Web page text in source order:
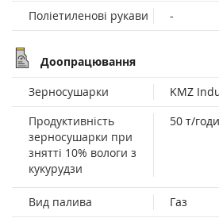
Поліетиленові рукави -
Доопрацювання
Зерносушарки
KMZ
Продуктивність
зерносушарки при
знятті 10% вологи з
кукурудзи
50 т/
Вид палива
Газ